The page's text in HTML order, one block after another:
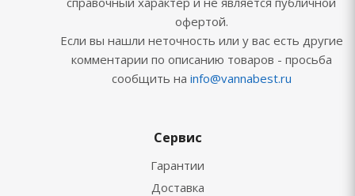
офертой.
Если вы нашли неточность или у вас есть другие
комментарии по описанию товаров - просьба
сообщить на info@vannabest.ru
Сервис
Гарантии
Доставка